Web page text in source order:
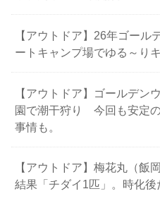
【アウトドア】26年ゴー
ートキャンプ場でゆる～り
【アウトドア】ゴールデ
園で潮干狩り 今回も安定
事情も。
【アウトドア】梅花丸（飯
結果「チダイ1匹」。時化後